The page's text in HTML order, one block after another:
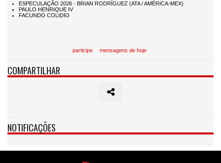
participe mensagens de hoje
COMPARTILHAR
NOTIFICAÇÕES